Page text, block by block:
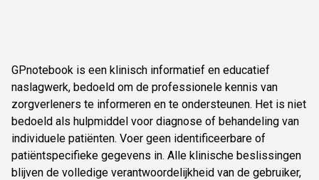
GPnotebook is een klinisch informatief en educatief
naslagwerk, bedoeld om de professionele kennis van
zorgverleners te informeren en te ondersteunen. Het is niet
bedoeld als hulpmiddel voor diagnose of behandeling van
individuele patiënten. Voer geen identificeerbare of
patiëntspecifieke gegevens in. Alle klinische beslissingen
blijven de volledige verantwoordelijkheid van de gebruiker,